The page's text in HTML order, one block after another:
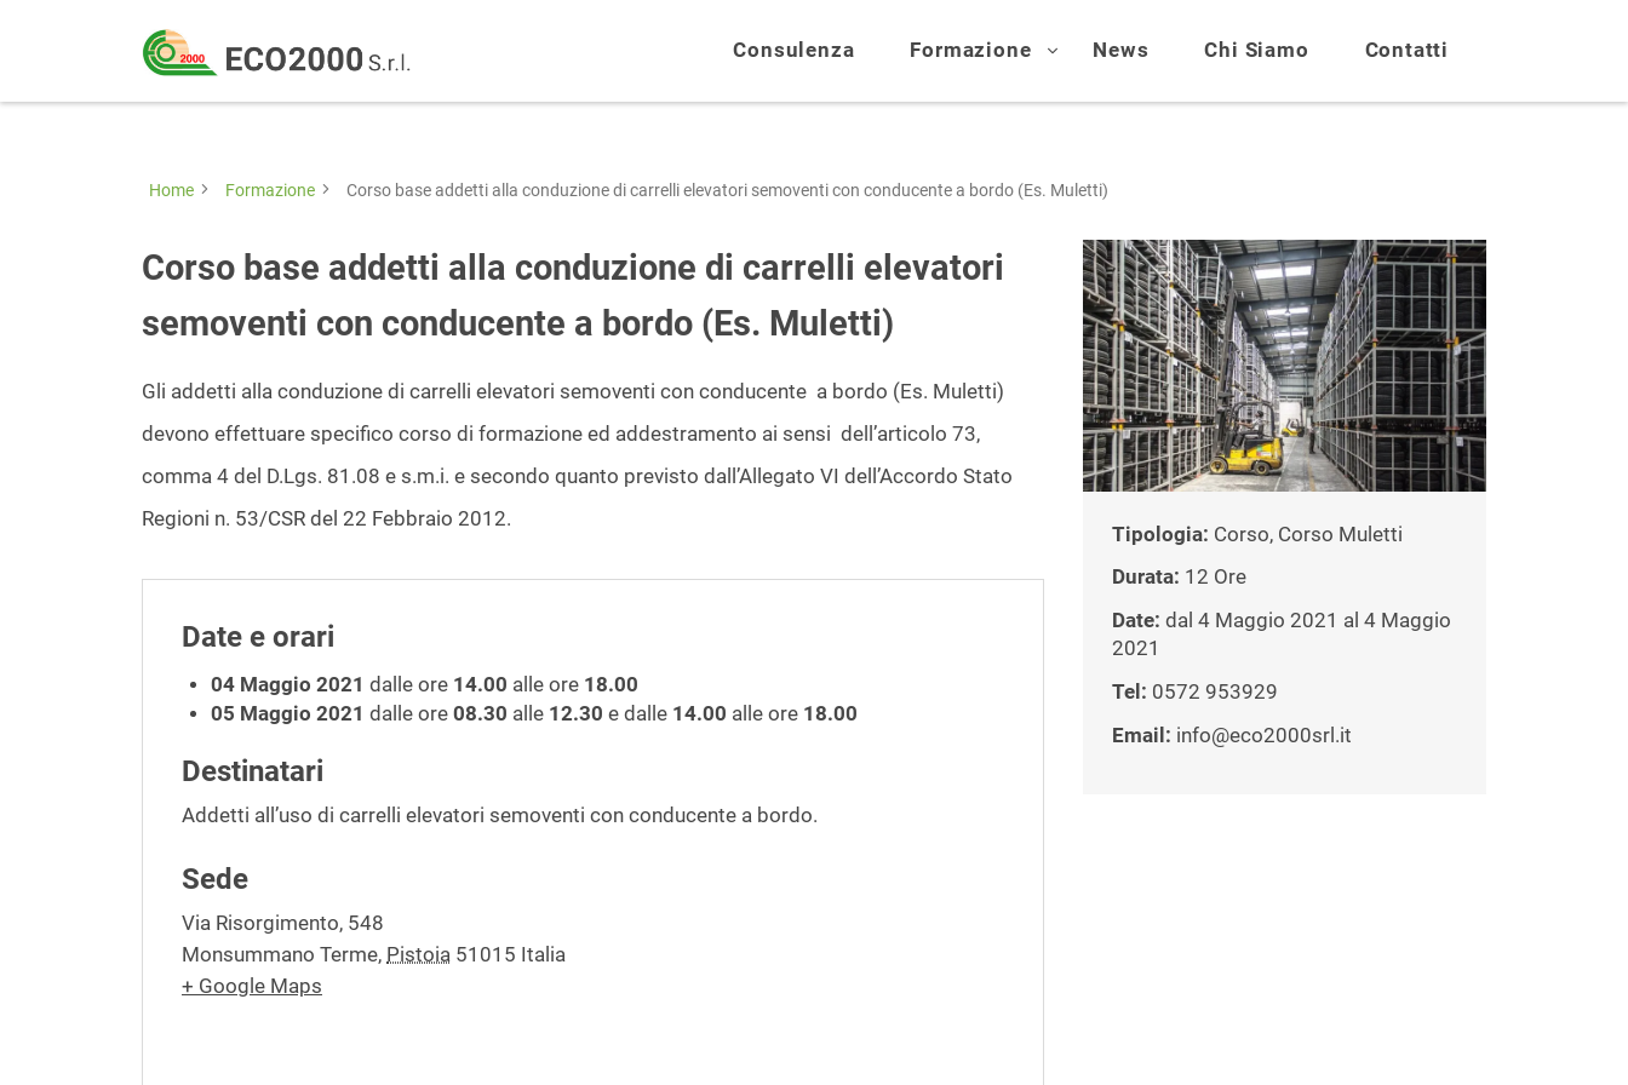
Eco
2000
Srl
Formazione
consulenza
la
sul
lavoro
81/08
Consulenza Formazione News Chi Siamo Contatti
Home Formazione Corso base addetti alla conduzione di carrelli elevatori semoventi con conducente a bordo (Es. Muletti)
Corso base addetti alla conduzione di carrelli elevatori
semoventi con conducente a bordo (Es. Muletti)
Gli addetti alla conduzione di carrelli elevatori semoventi con conducente a bordo (Es. Muletti)
devono effettuare specifico corso di formazione ed addestramento ai sensi dell’articolo 73,
comma 4 del D.Lgs. 81.08 e s.m.i. e secondo quanto previsto dall’Allegato VI dell’Accordo Stato
Regioni n. 53/CSR del 22 Febbraio 2012.
Date e orari
04 Maggio 2021 dalle ore 14.00 alle ore 18.00
05 Maggio 2021 dalle ore 08.30 alle 12.30 e dalle 14.00 alle ore 18.00
Destinatari
Addetti all’uso di carrelli elevatori semoventi con conducente a bordo.
Sede
Via Risorgimento, 548
Monsummano Terme, Pistoia 51015 Italia
+ Google Maps
Tipologia: Corso, Corso Muletti
Durata: 12 Ore
Date: dal 4 Maggio 2021 al 4 Maggio
2021
Tel: 0572 953929
Email: info@eco2000srl.it